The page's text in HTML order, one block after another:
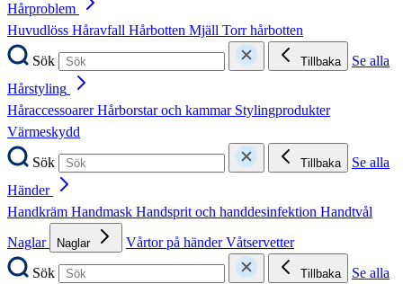
Hårproblem
Huvudlöss Håravfall Hårbotten Mjäll Torr hårbotten
Sök
Tillbaka
Se alla
Hårstyling
HåraccessoarerHårborstar och kammar Stylingprodukter
Värmeskydd
Sök
Tillbaka
Se alla
Händer
Handkräm Handmask Handsprit och handdesinfektion Handtvål
Naglar
Naglar Vårtor på händerVåtservetter
Sök
Tillbaka
Se alla